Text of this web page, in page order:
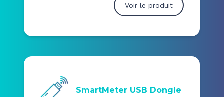
Voir le produit
SmartMeter USB Dongle